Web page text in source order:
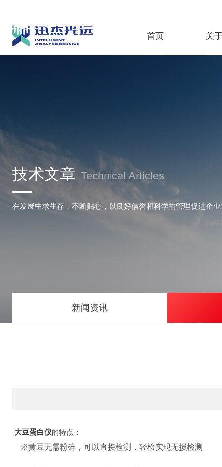
首页 关
技术文章 Technical Articles
在发展中求生存，不断贴心，以良好信誉和科学的管理促进企
新闻资讯
大豆蛋白仪的特点：
※黄豆无需粉碎，可以直接检测，轻松实现无损检测